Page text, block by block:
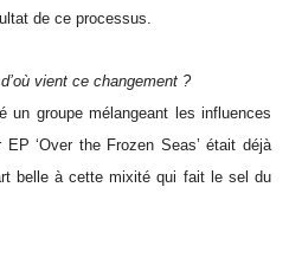
de ce processus.
vient ce changement ?
un groupe mélangeant les influences
‘Over the Frozen Seas’ était déjà
belle à cette mixité qui fait le sel du